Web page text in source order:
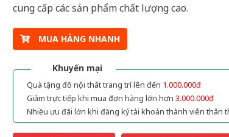
cung cấp các sản phẩm chất lượng cao.
MUA HÀNG NHANH
Khuyến mại
Quà tặng đồ nội thất trang trí lên đến 1.000.000đ
Giảm trực tiếp khi mua đơn hàng lớn hơn 3.000.000đ
Nhiều ưu đãi lớn khi đăng ký tài khoản thành viên thân